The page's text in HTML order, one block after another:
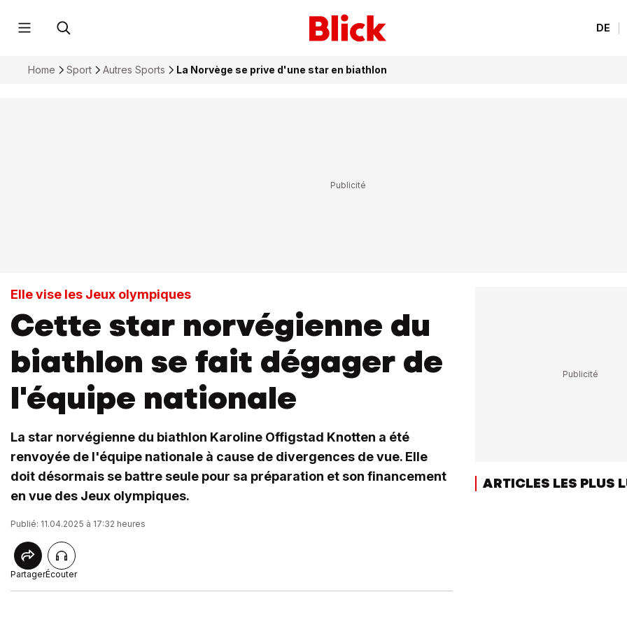
DE
Home Sport Autres Sports La Norvège se prive d'une star en biathlon
Elle vise les Jeux olympiques
Cette star norvégienne du
biathlon se fait dégager de
l'équipe nationale
La star norvégienne du biathlon Karoline Offigstad Knotten a été
renvoyée de l'équipe nationale à cause de divergences de vue. Elle
doit désormais se battre seule pour sa préparation et son financement
en vue des Jeux olympiques.
Publié: 11.04.2025 à 17:32 heures
PartagerÉcouter
ARTICLES LES PLUS